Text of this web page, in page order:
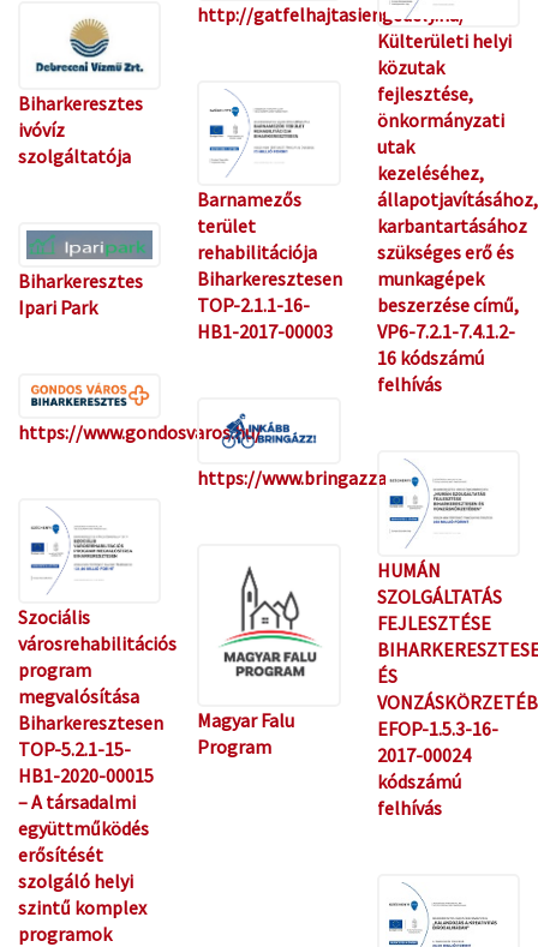
Biharkeresztes
ivóvíz
szolgáltatója
Biharkeresztes
Ipari Park
https://www.gondosvaros.hu/
Szociális
városrehabilitációs
program
megvalósítása
Biharkeresztesen
TOP-5.2.1-15-
HB1-2020-00015
– A társadalmi
együttműködés
erősítését
szolgáló helyi
szintű komplex
programok
http://gatfelhajtasiengedely.hu/
Barnamezős
terület
rehabilitációja
Biharkeresztesen
TOP-2.1.1-16-
HB1-2017-00003
https://www.bringazzamunkaba.hu/
Magyar Falu
Program
Külterületi helyi
közutak
fejlesztése,
önkormányzati
utak
kezeléséhez,
állapotjavításához,
karbantartásához
szükséges erő és
munkagépek
beszerzése című,
VP6-7.2.1-7.4.1.2-
16 kódszámú
felhívás
HUMÁN
SZOLGÁLTATÁS
FEJLESZTÉSE
ÉS
EFOP-1.5.3-16-
2017-00024
kódszámú
felhívás